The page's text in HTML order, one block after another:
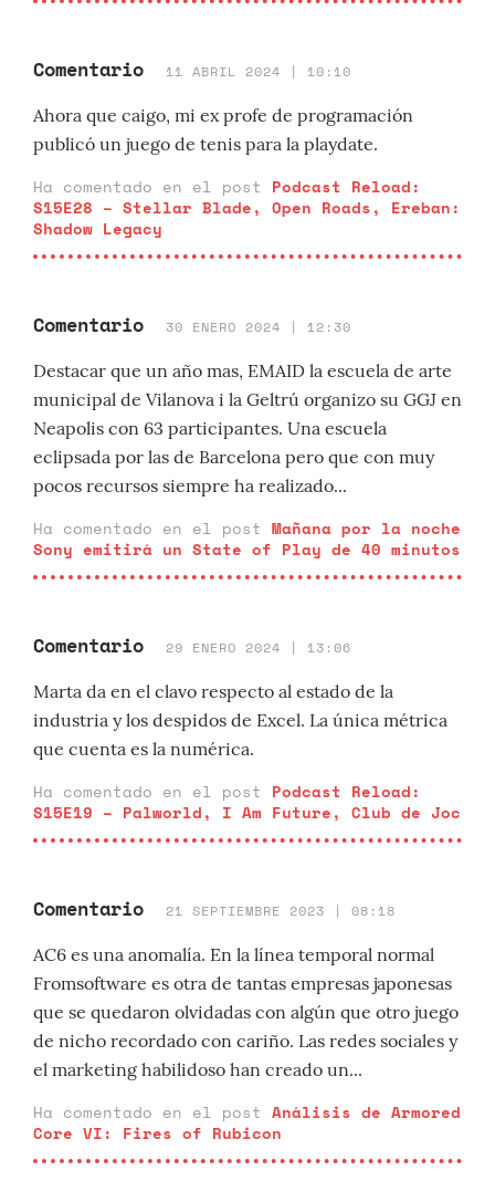
Comentario 11 ABRIL 2024 | 10:10
Ahora que caigo, mi ex profe de programación
publicó un juego de tenis para la playdate.
Ha comentado en el post Podcast Reload:
S15E28 – Stellar Blade, Open Roads, Ereban:
Shadow Legacy
Comentario 30 ENERO 2024 | 12:30
Destacar que un año mas, EMAID la escuela de arte
municipal de Vilanova i la Geltrú organizo su GGJ en
Neapolis con 63 participantes. Una escuela
eclipsada por las de Barcelona pero que con muy
pocos recursos siempre ha realizado...
Ha comentado en el post Mañana por la noche
Sony emitirá un State of Play de 40 minutos
Comentario 29 ENERO 2024 | 13:06
Marta da en el clavo respecto al estado de la
industria y los despidos de Excel. La única métrica
que cuenta es la numérica.
Ha comentado en el post Podcast Reload:
S15E19 – Palworld, I Am Future, Club de Joc
Comentario 21 SEPTIEMBRE 2023 | 08:18
AC6 es una anomalía. En la línea temporal normal
Fromsoftware es otra de tantas empresas japonesas
que se quedaron olvidadas con algún que otro juego
de nicho recordado con cariño. Las redes sociales y
el marketing habilidoso han creado un...
Ha comentado en el post Análisis de Armored
Core VI: Fires of Rubicon